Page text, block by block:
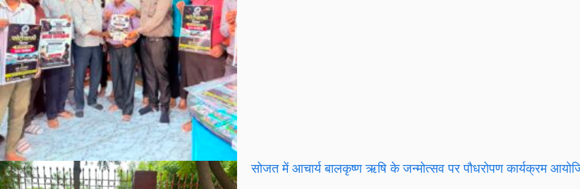
सोजत में आचार्य बालकृष्ण ऋषि के जन्मोत्सव पर पौधरोपण कार्यक्रम